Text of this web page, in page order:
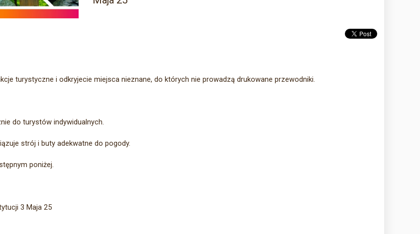
turystyczne i odkryjecie miejsca nieznane, do których nie prowadzą drukowane przewodniki.
do turystów indywidualnych.
strój i buty adekwatne do pogody.
poniżej.
3 Maja 25